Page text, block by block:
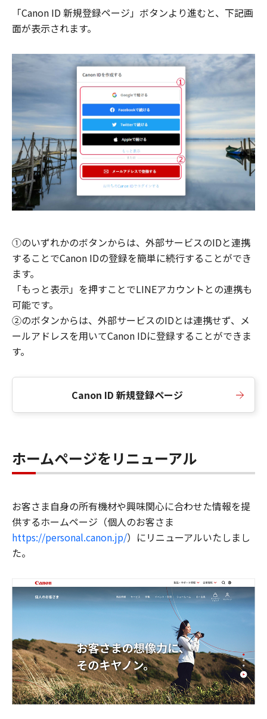
「Canon ID 新規登録ページ」ボタンより進むと、下記画
面が表示されます。
①のいずれかのボタンからは、外部サービスのIDと連携
することでCanon IDの登録を簡単に続行することができ
ます。
「もっと表示」を押すことでLINEアカウントとの連携も
可能です。
②のボタンからは、外部サービスのIDとは連携せず、メ
ールアドレスを用いてCanon IDに登録することができま
す。
Canon ID 新規登録ページ
ホームページをリニューアル
お客さま自身の所有機材や興味関心に合わせた情報を提
供するホームページ（個人のお客さま
https://personal.canon.jp/）にリニューアルいたしまし
た。